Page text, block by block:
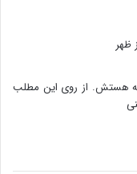
هستش. از روی این مطلب